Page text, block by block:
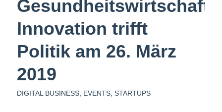
Gesundheitswirtschaft:
Innovation trifft
Politik am 26. März
2019
DIGITAL BUSINESS, EVENTS, STARTUPS